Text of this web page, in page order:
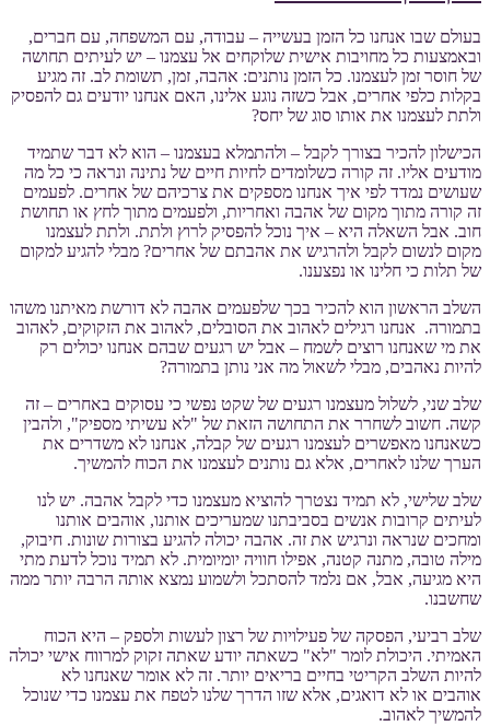
בעולם שבו אנחנו כל הזמן בעשייה – עבודה, עם המשפחה, עם חברים,
ובאמצעות כל מחויבות אישית שלוקחים אל עצמנו – יש לעיתים תחושה
של חוסר זמן לעצמנו. כל הזמן נותנים: אהבה, זמן, תשומת לב. זה מגיע
בקלות כלפי אחרים, אבל כשזה נוגע אלינו, האם אנחנו יודעים גם להפסיק
ולתת לעצמנו את אותו סוג של יחס?
הכישלון להכיר בצורך לקבל – ולהתמלא בעצמנו – הוא לא דבר שתמיד
מודעים אליו. זה קורה כשלומדים לחיות חיים של נתינה ונראה כי כל מה
שעושים נמדד לפי איך אנחנו מספקים את צרכיהם של אחרים. לפעמים
זה קורה מתוך מקום של אהבה ואחריות, ולפעמים מתוך לחץ או תחושת
חוב. אבל השאלה היא – איך נוכל להפסיק לרוץ ולתת. ולתת לעצמנו
מקום לנשום לקבל ולהרגיש את אהבתם של אחרים? מבלי להגיע למקום
של תלות כי חלינו או נפצענו.
השלב הראשון הוא להכיר בכך שלפעמים אהבה לא דורשת מאיתנו משהו
בתמורה. אנחנו רגילים לאהוב את הסובלים, לאהוב את הזקוקים, לאהוב
את מי שאנחנו רוצים לשמח – אבל יש רגעים שבהם אנחנו יכולים רק
להיות נאהבים, מבלי לשאול מה אני נותן בתמורה?
שלב שני, לשלול מעצמנו רגעים של שקט נפשי כי עסוקים באחרים – זה
קשה. חשוב לשחרר את התחושה הזאת של "לא עשיתי מספיק", ולהבין
כשאנחנו מאפשרים לעצמנו רגעים של קבלה, אנחנו לא משדרים את
הערך שלנו לאחרים, אלא גם נותנים לעצמנו את הכוח להמשיך.
שלב שלישי, לא תמיד נצטרך להוציא מעצמנו כדי לקבל אהבה. יש לנו
לעיתים קרובות אנשים בסביבתנו שמעריכים אותנו, אוהבים אותנו
ומחכים שנראה ונרגיש את זה. אהבה יכולה להגיע בצורות שונות. חיבוק,
מילה טובה, מתנה קטנה, אפילו חוויה יומיומית. לא תמיד נוכל לדעת מתי
היא מגיעה, אבל, אם נלמד להסתכל ולשמוע נמצא אותה הרבה יותר ממה
שחשבנו.
שלב רביעי, הפסקה של פעילויות של רצון לעשות ולספק – היא הכוח
האמיתי. היכולת לומר "לא" כשאתה יודע שאתה זקוק למרווח אישי יכולה
להיות השלב הקריטי בחיים בריאים יותר. זה לא אומר שאנחנו לא
אוהבים או לא דואגים, אלא שזו הדרך שלנו לטפח את עצמנו כדי שנוכל
להמשיך לאהוב.